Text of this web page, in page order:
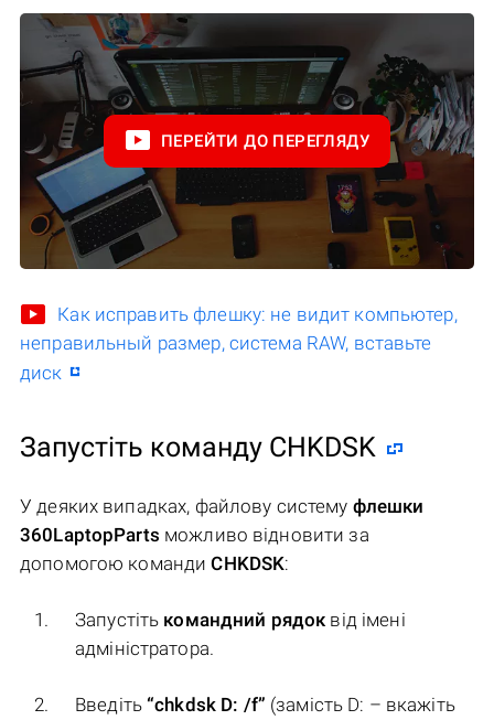
ПЕРЕЙТИ ДО ПЕРЕГЛЯДУ
Как исправить флешку: не видит компьютер,
неправильный размер, система RAW, вставьте
диск
Запустіть команду CHKDSK
У деяких випадках, файлову систему флешки
360LaptopParts можливо відновити за
допомогою командиCHKDSK:
Запустіть командний рядок від імені
адміністратора.
Введіть “chkdsk D: /f” (замість D: – вкажіть